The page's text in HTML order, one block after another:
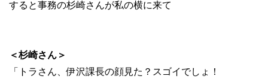
すると事務の杉崎さんが私の横に来て
＜杉崎さん＞
「トラさん、伊沢課長の顔見た？スゴイでしょ！